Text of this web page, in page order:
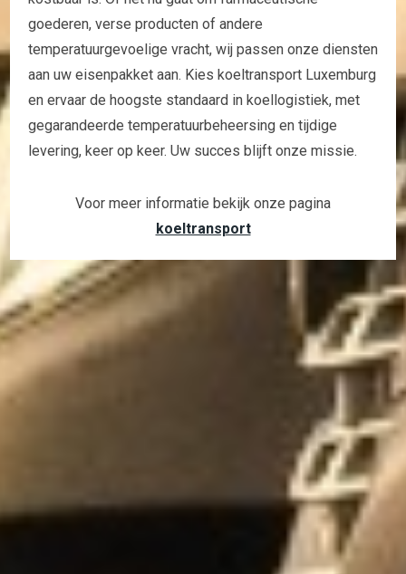
goederen, verse producten of andere
temperatuurgevoelige vracht, wij passen onze diensten
aan uw eisenpakket aan. Kies koeltransport Luxemburg
en ervaar de hoogste standaard in koellogistiek, met
gegarandeerde temperatuurbeheersing en tijdige
levering, keer op keer. Uw succes blijft onze missie.
Voor meer informatie bekijk onze pagina
koeltransport